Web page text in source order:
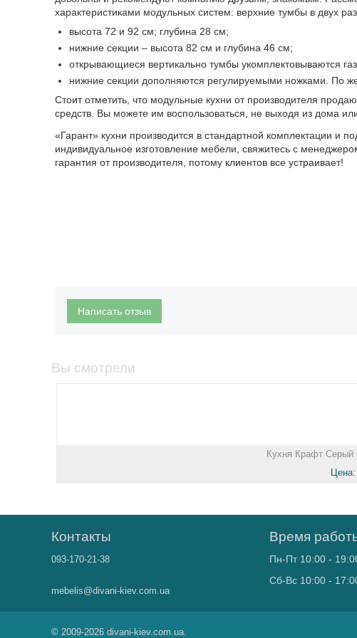
характеристиками модульных систем: верхние тумбы в двух
высота 72 и 92 см; глубина 28 см;
нижние секции – высота 82 см и глубина 46 см;
открывающиеся вертикально тумбы укомплектовываются
нижние секции дополняются регулируемыми ножками. По
Стоит отметить, что модульные кухни от производителя
средств. Вы можете им воспользоваться, не выходя из дома
«Гарант» кухни производится в стандартной комплектации и
индивидуальное изготовление мебели, свяжитесь с
гарантия от производителя, потому клиентов все устраивает!
Написать отзыв
Вы смотрели
Кухня Крафт Серый
Цена:
Контакты
093-170-21-38
mebelis@divani-kiev.com.ua
Время
Пн-Пт 10:00 -
Сб-Вс 10:00 -
© 2009-2026 divani-kiev.com.ua.